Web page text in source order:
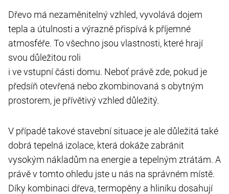
Dřevo má nezaměnitelný vzhled, vyvolává dojem
tepla a útulnosti a výrazně přispívá k příjemné
atmosféře. To všechno jsou vlastnosti, které hrají
svou důležitou roli
i ve vstupní části domu. Neboť právě zde, pokud je
předsíň otevřená nebo zkombinovaná s obytným
prostorem, je přívětivý vzhled důležitý.
V případě takové stavební situace je ale důležitá také
dobrá tepelná izolace, která dokáže zabránit
vysokým nákladům na energie a tepelným ztrátám. A
právě v tomto ohledu jste u nás na správném místě.
Díky kombinaci dřeva, termopěny a hliníku dosahují